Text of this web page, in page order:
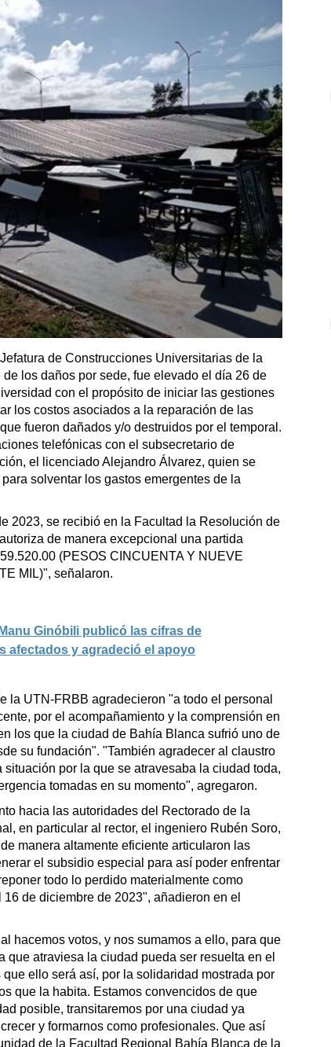
de Construcciones Universitarias de la
los daños por sede, fue elevado el día 26 de
con el propósito de iniciar las gestiones
los costos asociados a la reparación de las
fueron dañados y/o destruidos por el temporal.
telefónicas con el subsecretario de
el licenciado Alejandro Álvarez, quien se
solventar los gastos emergentes de la
2023, se recibió en la Facultad la Resolución de
de manera excepcional una partida
(PESOS CINCUENTA Y NUEVE
MIL)", señalaron.
Manu Ginóbili publicó las cifras de
afectados y agradeció el apoyo
la UTN-FRBB agradecieron "a todo el personal
por el acompañamiento y la comprensión en
los que la ciudad de Bahía Blanca sufrió uno de
su fundación". "También agradecer al claustro
por la que se atravesaba la ciudad toda,
tomadas en su momento", agregaron.
hacia las autoridades del Rectorado de la
en particular al rector, el ingeniero Rubén Soro,
manera altamente eficiente articularon las
el subsidio especial para así poder enfrentar
todo lo perdido materialmente como
de diciembre de 2023", añadieron en el
hacemos votos, y nos sumamos a ello, para que
que atraviesa la ciudad pueda ser resuelta en el
ello será así, por la solidaridad mostrada por
que la habita. Estamos convencidos de que
posible, transitaremos por una ciudad ya
y formarnos como profesionales. Que así
de la Facultad Regional Bahía Blanca de la